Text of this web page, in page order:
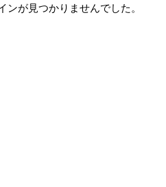
が見つかりませんでした。